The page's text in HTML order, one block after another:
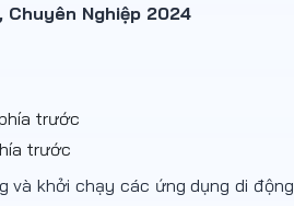
Chuyên Nghiệp 2024
trước
và khởi chạy các ứng dụng di động